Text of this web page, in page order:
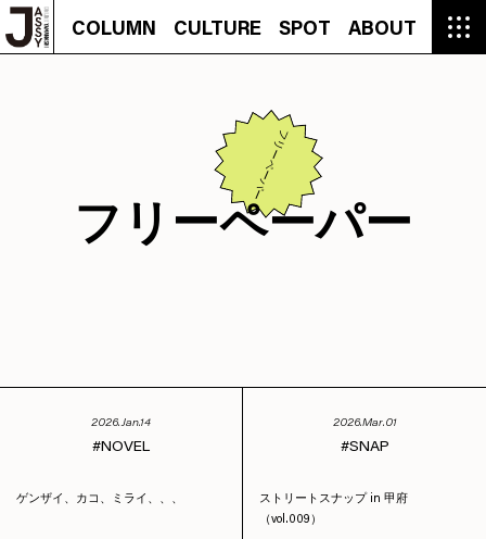
COLUMN CULTURE SPOT ABOUT
COLUMN
BLOG
CULTURE
SPOT
LIFESTYLE
ABOUT
フリーペーパー
フリーペーパー
2026.Jan.14
NOVEL
ゲンザイ、カコ、ミライ、、、
2026.Mar.01
SNAP
ストリートスナップ in 甲府
（vol.009）